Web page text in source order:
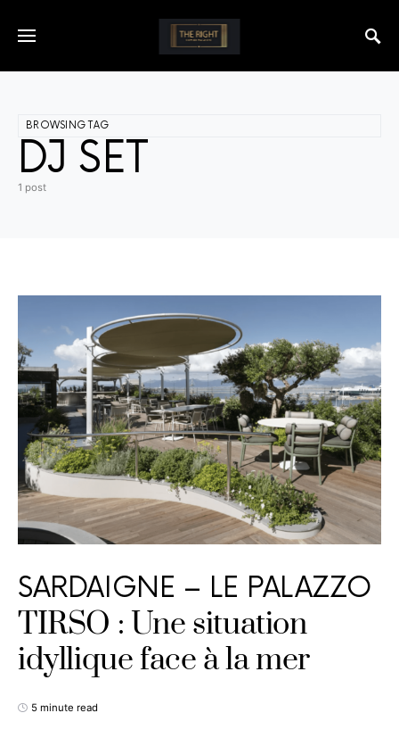
BROWSING TAG
DJ SET
1 post
SARDAIGNE – LE PALAZZO
TIRSO : Une situation
idyllique face à la mer
5 minute read